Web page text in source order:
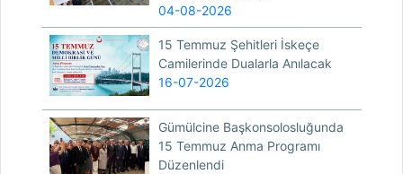
04-08-2026
15 Temmuz Şehitleri İskeçe
Camilerinde Dualarla Anılacak
16-07-2026
Gümülcine Başkonsolosluğunda
15 Temmuz Anma Programı
Düzenlendi